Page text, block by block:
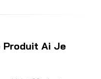
Produit Ai Je